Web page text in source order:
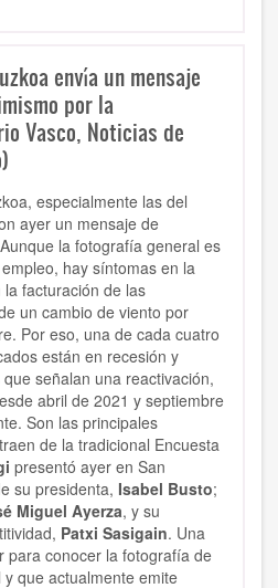
envía un mensaje
por la
Vasco, Noticias de
especialmente las del
ayer un mensaje de
la fotografía general es
hay síntomas en la
facturación de las
un cambio de viento por
Por eso, una de cada cuatro
están en recesión y
señalan una reactivación,
abril de 2021 y septiembre
Son las principales
de la tradicional Encuesta
presentó ayer en San
su presidenta, Isabel Busto;
Miguel Ayerza, y su
Patxi Sasigain. Una
para conocer la fotografía de
que actualmente emite